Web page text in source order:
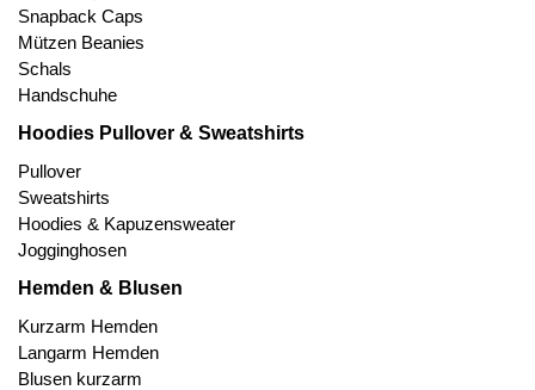
Snapback Caps
Mützen Beanies
Schals
Handschuhe
Hoodies Pullover & Sweatshirts
Pullover
Sweatshirts
Hoodies & Kapuzensweater
Jogginghosen
Hemden & Blusen
Kurzarm Hemden
Langarm Hemden
Blusen kurzarm